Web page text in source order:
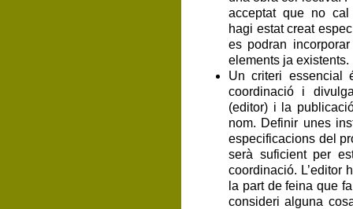
acceptat que no cal
hagi estat creat
es podran
elements ja existents.
Un criteri essencial
coordinació i
(editor) i la
nom. Definir unes
especificacions del
serà suficient per
coordinació. L’editor
la part de feina que
consideri alguna